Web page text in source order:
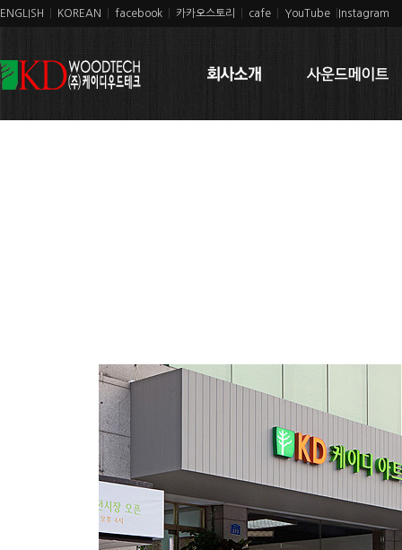
ENGLISH KOREAN facebook 카카오스토리 cafe YouTube Instagram